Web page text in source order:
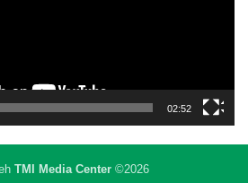
02:52
TMI Media Center ©2026